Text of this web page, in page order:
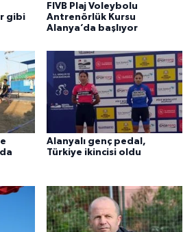
gibi
FIVB Plaj Voleybolu
Antrenörlük Kursu
Alanya’da başlıyor
Alanyalı genç pedal,
Türkiye ikincisi oldu